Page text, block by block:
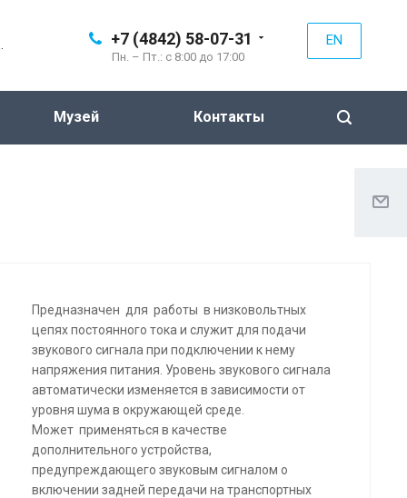
+7 (4842) 58-07-31
Пн. – Пт.: с 8:00 до 17:00
EN
Музей Контакты
Предназначен для работы в низковольтных
цепях постоянного тока и служит для подачи
звукового сигнала при подключении к нему
напряжения питания. Уровень звукового сигнала
автоматически изменяется в зависимости от
уровня шума в окружающей среде.
Может применяться в качестве
дополнительного устройства,
предупреждающего звуковым сигналом о
включении задней передачи на транспортных